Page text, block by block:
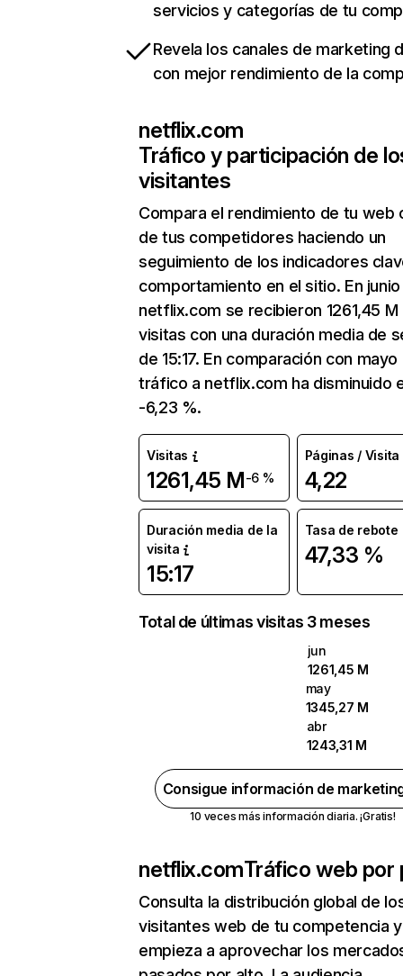
servicios y categorías de tu
Revela los canales de marketing
con mejor rendimiento de la
netflix.com
Tráfico y participación de
visitantes
Compara el rendimiento de tu web
de tus competidores haciendo un
seguimiento de los indicadores
comportamiento en el sitio. En junio
netflix.com se recibieron 1261,45 M
visitas con una duración media de
de 15:17. En comparación con mayo
tráfico a netflix.com ha disminuido
-6,23 %.
Visitas
1261,45 M-6 %
Páginas / Visita
4,22
Duración media de la
visita
15:17
Tasa de rebote
47,33 %
Total de últimas visitas 3 meses
jun
1261,45 M
may
1345,27 M
abr
1243,31 M
Consigue información de
10 veces más información diaria. ¡Gratis!
netflix.comTráfico web por
Consulta la distribución global de
visitantes web de tu competencia y
empieza a aprovechar los